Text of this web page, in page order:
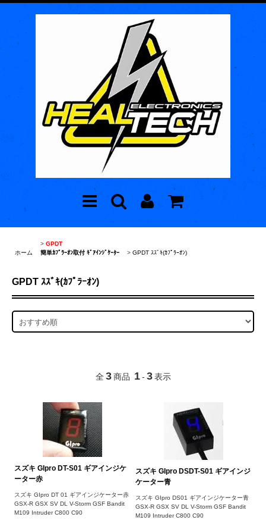
ホーム
> GPDT
簡単ｶﾌﾟﾗｰｵﾝ取付 ｷﾞｱｲﾝｼﾞｹｰﾀｰ
> GPDT ｽｽﾞｷ(ｶﾌﾟﾗｰｵﾝ)
GPDT ｽｽﾞｷ(ｶﾌﾟﾗｰｵﾝ)
全 3 商品 1 - 3 表示
スズキ GIpro DT-S01 ギアインジケ
ーター赤
スズキ GIpro DT 01 ギアインジケーター赤
GSX-R GSX SV DL V-Storm GSF Bandit
M109 Intruder C800 C90
スズキ GIpro DSDT-S01 ギアインジ
ケーター青
スズキ GIpro DS01 ギアインジケーター青
GSX-R GSX SV DL V-Storm GSF Bandit
M109 Intruder C800 C90